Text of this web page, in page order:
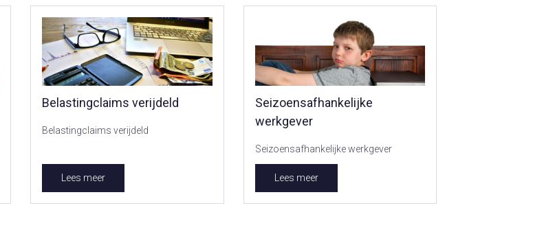
Belastingclaims verijdeld
Belastingclaims verijdeld
Lees meer
Seizoensafhankelijke
werkgever
Seizoensafhankelijke werkgever
Lees meer